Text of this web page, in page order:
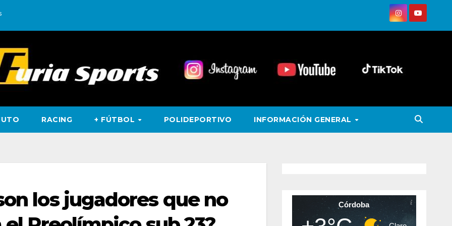
RACING + FÚTBOL POLIDEPORTIVO INFORMACIÓN GENERAL
los jugadores que no
Córdoba